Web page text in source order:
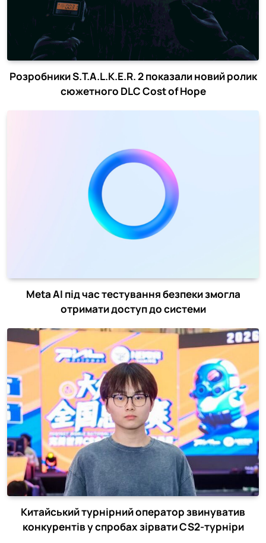
Розробники S.T.A.L.K.E.R. 2 показали новий ролик
сюжетного DLC Cost of Hope
Meta AI під час тестування безпеки змогла
отримати доступ до системи
Китайський турнірний оператор звинуватив
конкурентів у спробах зірвати CS2-турніри